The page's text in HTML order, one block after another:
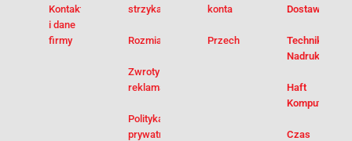
Dostawy
Techniki
Nadruku
Haft
Komputerowy
Czas
konta
Przechowalnia
strzykawki
Rozmiarówka
Zwroty i
reklamacje
Polityka
prywatności
Kontakt
i dane
firmy